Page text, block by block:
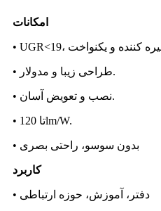
امکانات
• طراحی زیبا و مدولار.
• نصب و تعویض آسان.
• تا 120lm/W.
• بدون سوسو، راحتی بصری
کاربرد
• دفتر، آموزش، حوزه ارتباطی